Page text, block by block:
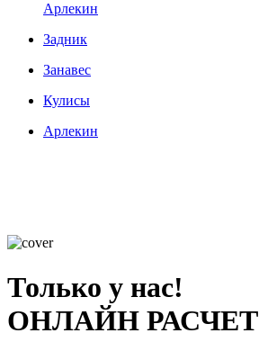
Арлекин
Задник
Занавес
Кулисы
Арлекин
Только у нас!
ОНЛАЙН РАСЧЕТ